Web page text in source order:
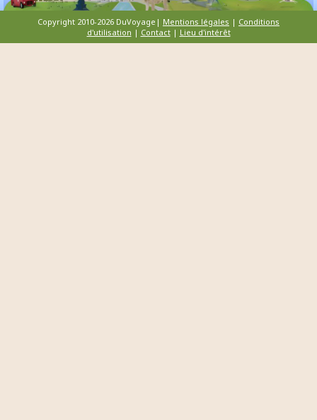
Copyright 2010-2026 DuVoyage| Mentions légales | Conditions
d'utilisation | Contact| Lieu d'intérêt